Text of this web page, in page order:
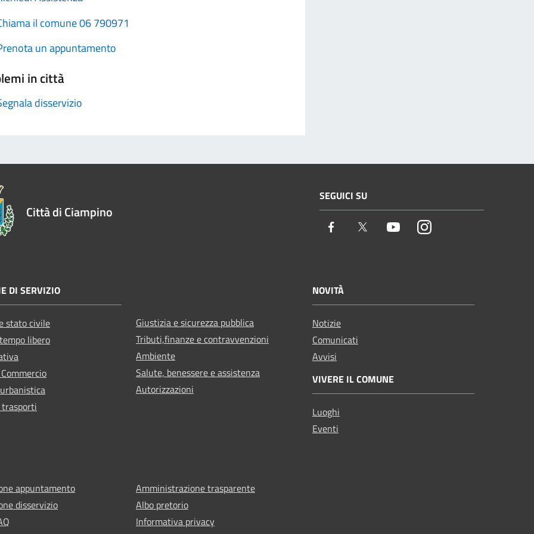
il comune 06 790971
un appuntamento
in città
disservizio
Città di Ciampino
SEGUICI SU
Facebook Twitter YoutubeInstagram
DI SERVIZIO
stato civile
libero
Giustizia e sicurezza pubblica
Tributi,finanze e contravvenzioni
Ambiente
Salute, benessere e assistenza
Autorizzazioni
NOVITÀ
Notizie
Comunicati
Avvisi
VIVERE IL COMUNE
Luoghi
Eventi
appuntamento
disservizio
Amministrazione trasparente
Albo pretorio
Informativa privacy